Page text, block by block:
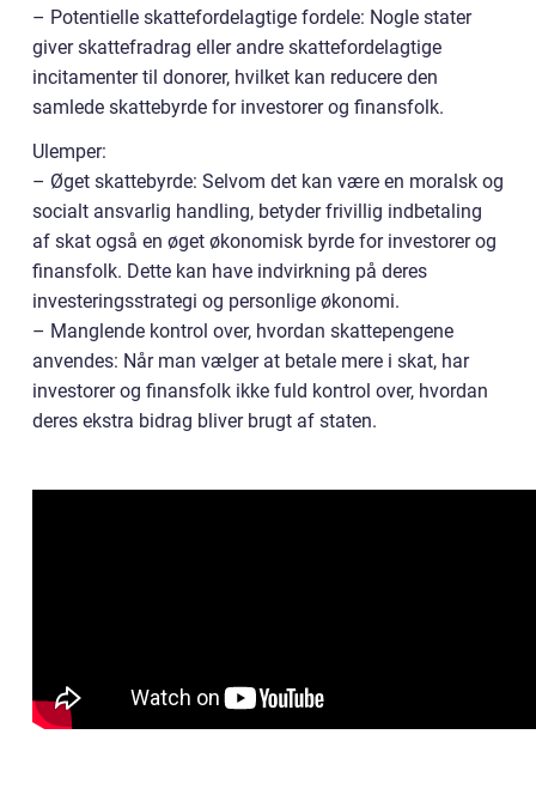
– Potentielle skattefordelagtige fordele: Nogle stater
giver skattefradrag eller andre skattefordelagtige
incitamenter til donorer, hvilket kan reducere den
samlede skattebyrde for investorer og finansfolk.
Ulemper:
– Øget skattebyrde: Selvom det kan være en moralsk og
socialt ansvarlig handling, betyder frivillig indbetaling
af skat også en øget økonomisk byrde for investorer og
finansfolk. Dette kan have indvirkning på deres
investeringsstrategi og personlige økonomi.
– Manglende kontrol over, hvordan skattepengene
anvendes: Når man vælger at betale mere i skat, har
investorer og finansfolk ikke fuld kontrol over, hvordan
deres ekstra bidrag bliver brugt af staten.